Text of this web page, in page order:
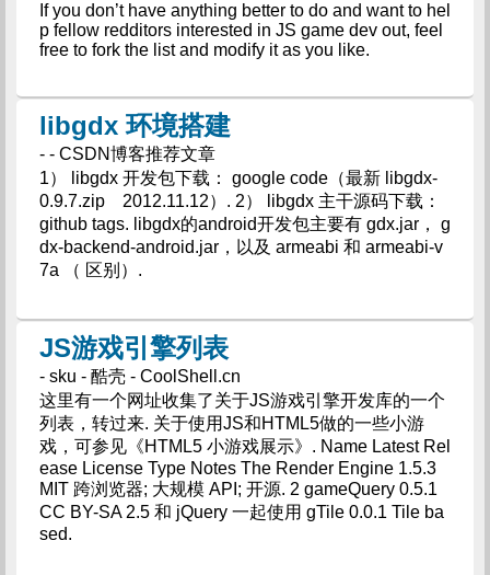
If you don’t have anything better to do and want to hel
p fellow redditors interested in JS game dev out, feel
free to fork the list and modify it as you like.
libgdx 环境搭建
- - CSDN博客推荐文章
1） libgdx 开发包下载： google code（最新 libgdx-
0.9.7.zip 2012.11.12）. 2） libgdx 主干源码下载：
github tags. libgdx的android开发包主要有 gdx.jar， g
dx-backend-android.jar，以及 armeabi 和 armeabi-v
7a （ 区别）.
JS游戏引擎列表
- sku - 酷壳 - CoolShell.cn
这里有一个网址收集了关于JS游戏引擎开发库的一个
列表，转过来. 关于使用JS和HTML5做的一些小游
戏，可参见《HTML5 小游戏展示》. Name Latest Rel
ease License Type Notes The Render Engine 1.5.3
MIT 跨浏览器; 大规模 API; 开源. 2 gameQuery 0.5.1
CC BY-SA 2.5 和 jQuery 一起使用 gTile 0.0.1 Tile ba
sed.